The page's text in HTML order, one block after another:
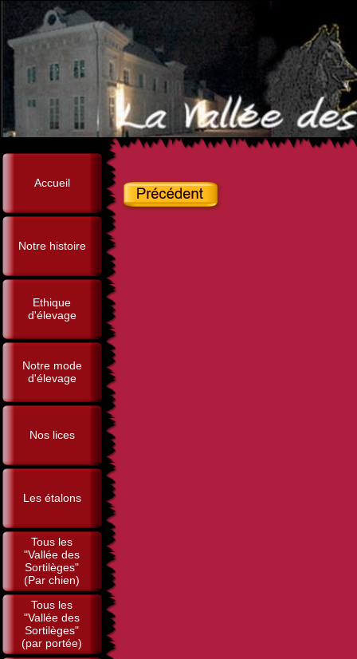
Accueil
Notre histoire
Ethique
d'élevage
Notre mode
d'élevage
Nos lices
Les étalons
Tous les
"Vallée des
Sortilèges"
(Par chien)
Tous les
"Vallée des
Sortilèges"
(par portée)